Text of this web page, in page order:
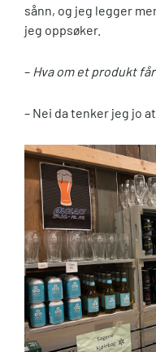
sånn, og jeg legger
jeg oppsøker.
– Hva om et produkt
– Nei da tenker jeg jo